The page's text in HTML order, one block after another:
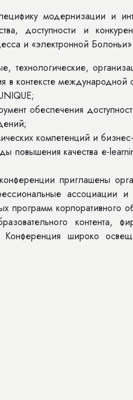
и
доступности и
и «электронной
в контексте
доступности
компетенций и бизнес-
качества е-learning
приглашены органы
ассоциации
программ корпоративного
контента,
Конференция широко